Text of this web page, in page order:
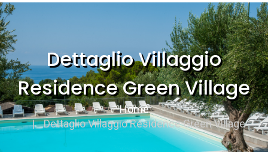
Dettaglio Villaggio
Residence Green Village
Home
Dettaglio Villaggio Residence Green Village